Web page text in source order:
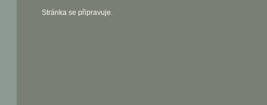
Stránka se připravuje.